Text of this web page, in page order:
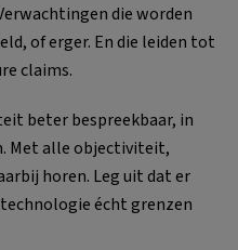
die worden
of erger. En die leiden tot
claims.
beter bespreekbaar, in
Met alle objectiviteit,
horen. Leg uit dat er
écht grenzen